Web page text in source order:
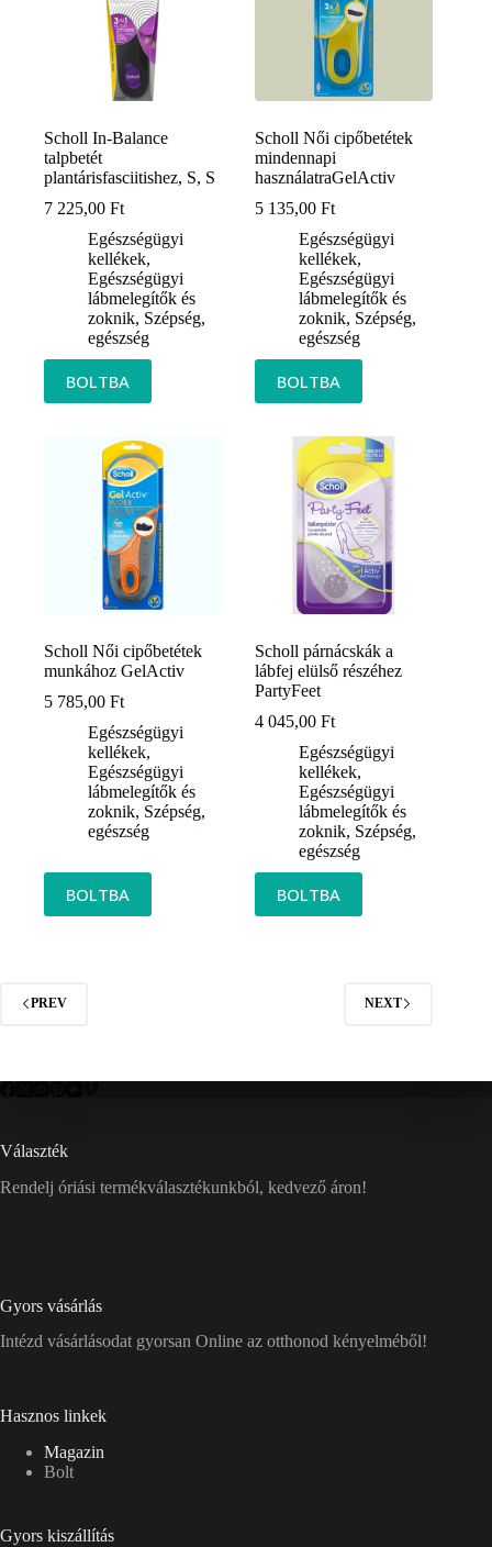
Scholl In-Balance
talpbetét
plantárisfasciitishez, S, S
7 225,00 Ft
Egészségügyi
kellékek,
Egészségügyi
lábmelegítők és
zoknik, Szépség,
egészség
BOLTBA
Scholl Női cipőbetétek
mindennapi
használatraGelActiv
5 135,00Ft
Egészségügyi
kellékek,
Egészségügyi
lábmelegítők és
zoknik, Szépség,
egészség
BOLTBA
Scholl Női cipőbetétek
munkához GelActiv
5 785,00 Ft
Egészségügyi
kellékek,
Egészségügyi
lábmelegítők és
zoknik, Szépség,
egészség
BOLTBA
Scholl párnácskák a
lábfej elülső részéhez
PartyFeet
4 045,00Ft
Egészségügyi
kellékek,
Egészségügyi
lábmelegítők és
zoknik, Szépség,
egészség
BOLTBA
PREV NEXT
Választék
Rendelj óriási termékválasztékunkból, kedvező áron!
Gyors vásárlás
Intézd vásárlásodat gyorsan Online az otthonod kényelméből!
Hasznos linkek
Magazin
Bolt
Gyors kiszállítás